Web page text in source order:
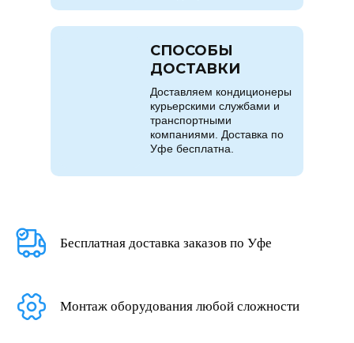
Доставляем кондиционеры
курьерскими службами и
транспортными
компаниями. Доставка по
Уфе бесплатна.
СПОСОБЫ
ДОСТАВКИ
Бесплатная доставка заказов по Уфе
Монтаж оборудования любой сложности